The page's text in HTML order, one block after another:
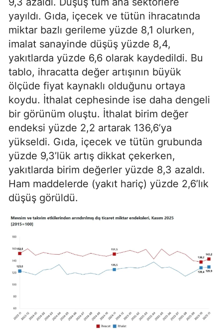
yayıldı. Gıda, içecek ve tütün ihracatında
miktar bazlı gerileme yüzde 8,1 olurken,
imalat sanayinde düşüş yüzde 8,4,
yakıtlarda yüzde 6,6 olarak kaydedildi. Bu
tablo, ihracatta değer artışının büyük
ölçüde fiyat kaynaklı olduğunu ortaya
koydu. İthalat cephesinde ise daha dengeli
bir görünüm oluştu. İthalat birim değer
endeksi yüzde 2,2 artarak 136,6’ya
yükseldi. Gıda, içecek ve tütün grubunda
yüzde 9,3’lük artış dikkat çekerken,
yakıtlarda birim değerler yüzde 8,3 azaldı.
Ham maddelerde (yakıt hariç) yüzde 2,6’lık
düşüş görüldü.